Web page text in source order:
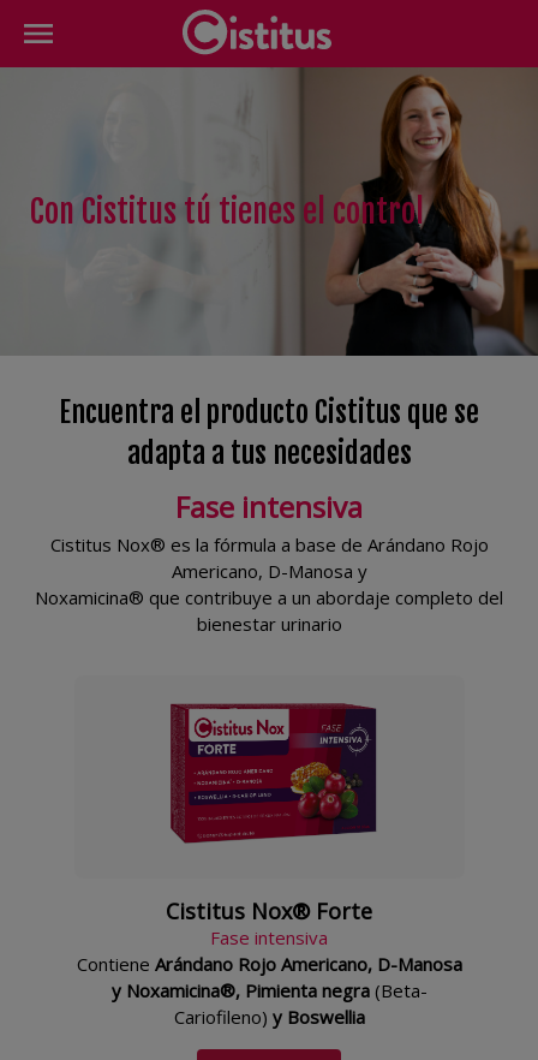
Con Cistitus tú tienes el control
Encuentra el producto Cistitus que se
adapta a tus necesidades
Fase intensiva
Cistitus Nox® es la fórmula a base de Arándano Rojo
Americano, D-Manosa y
Noxamicina® que contribuye a un abordaje completo del
bienestar urinario
Cistitus Nox® Forte
Fase intensiva
Contiene Arándano Rojo Americano, D-Manosa
y Noxamicina®, Pimienta negra (Beta-
Cariofileno) y Boswellia